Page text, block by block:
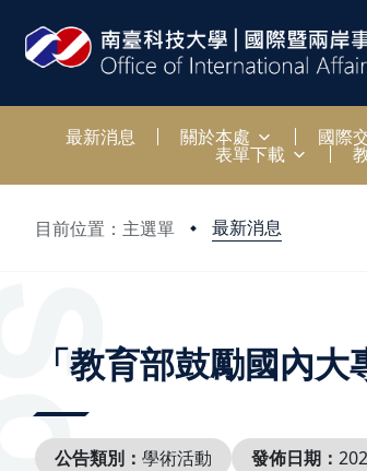
最新消息 關於本處 國際
表單下載
目前位置：主選單 最新消息
「教育部鼓勵國內
公告類別： 學術活動 發佈日期：